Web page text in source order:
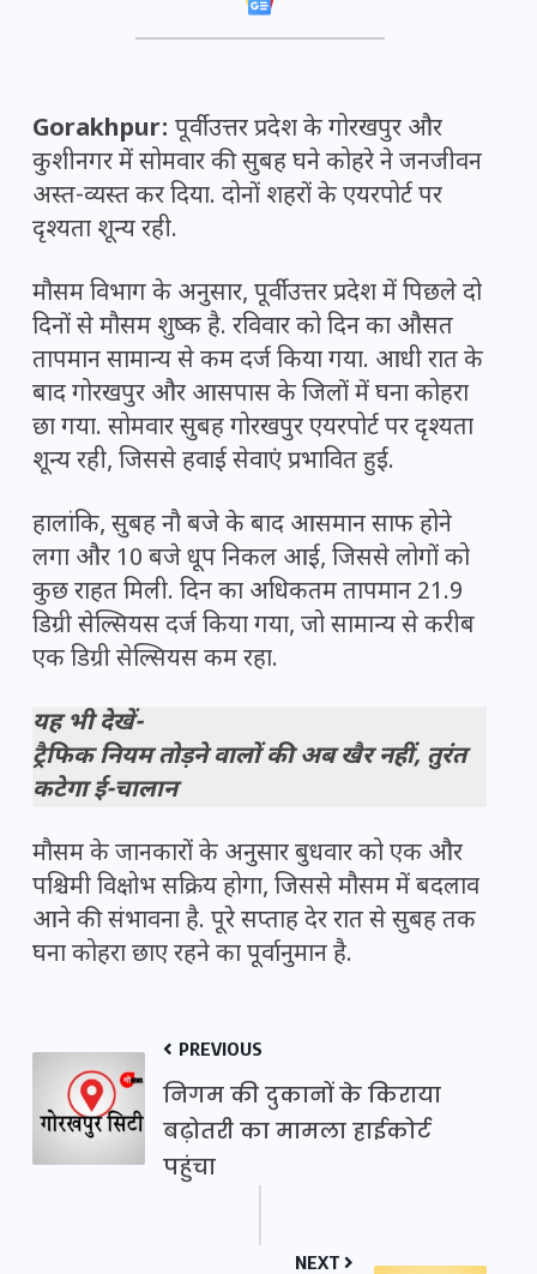
Gorakhpur: पूर्वी उत्तर प्रदेश के गोरखपुर और
कुशीनगर में सोमवार की सुबह घने कोहरे ने जनजीवन
अस्त-व्यस्त कर दिया. दोनों शहरों के एयरपोर्ट पर
दृश्यता शून्य रही.
मौसम विभाग के अनुसार, पूर्वी उत्तर प्रदेश में पिछले दो
दिनों से मौसम शुष्क है. रविवार को दिन का औसत
तापमान सामान्य से कम दर्ज किया गया. आधी रात के
बाद गोरखपुर और आसपास के जिलों में घना कोहरा
छा गया. सोमवार सुबह गोरखपुर एयरपोर्ट पर दृश्यता
शून्य रही, जिससे हवाई सेवाएं प्रभावित हुईं.
हालांकि, सुबह नौ बजे के बाद आसमान साफ होने
लगा और 10 बजे धूप निकल आई, जिससे लोगों को
कुछ राहत मिली. दिन का अधिकतम तापमान 21.9
डिग्री सेल्सियस दर्ज किया गया, जो सामान्य से करीब
एक डिग्री सेल्सियस कम रहा.
यह भी देखें-
ट्रैफिक नियम तोड़ने वालों की अब खैर नहीं, तुरंत
कटेगा ई-चालान
मौसम के जानकारों के अनुसार बुधवार को एक और
पश्चिमी विक्षोभ सक्रिय होगा, जिससे मौसम में बदलाव
आने की संभावना है. पूरे सप्ताह देर रात से सुबह तक
घना कोहरा छाए रहने का पूर्वानुमान है.
PREVIOUS
निगम की दुकानों के किराया
बढ़ोतरी का मामला हाईकोर्ट
पहुंचा
NEXT